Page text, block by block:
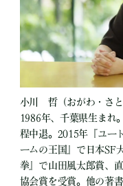
小川 哲（おがわ・さと
1986年、千葉県生まれ
程中退。2015年『ユー
ームの王国』で日本SF
拳』で山田風太郎賞、
協会賞を受賞。他の著